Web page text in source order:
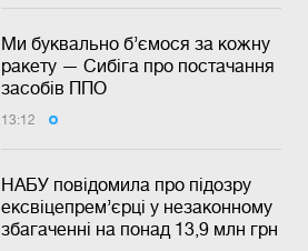
Ми буквально б’ємося за кожну
ракету — Сибіга про постачання
засобів ППО
13:12
НАБУ повідомила про підозру
ексвіцепрем’єрці у незаконному
збагаченні на понад 13,9 млн грн